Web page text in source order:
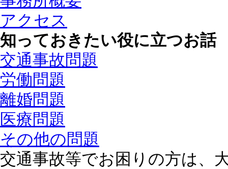
アクセス
知っておきたい役に立つお話
交通事故問題
労働問題
離婚問題
医療問題
その他の問題
交通事故等でお困りの方は、